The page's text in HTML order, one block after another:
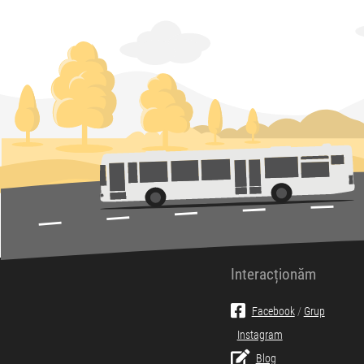
Interacționăm
Facebook/ Grup
Instagram
Blog